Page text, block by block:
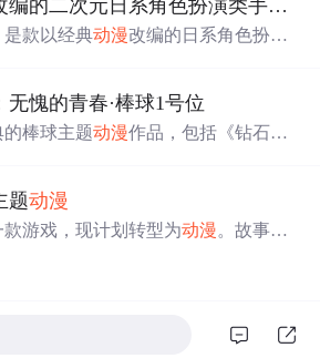
的二次元日系角色扮演类手游——航海王
是款以经典动漫改编的日系角色扮演
·抓】和【橡皮·攻城炮】。技能连招
段普攻+【橡皮·抓】+【橡皮·攻城
卫名刀系列】和【被称为“暴君”】
力。
无愧的青春·棒球1号位
棒球主题动漫作品，包括《钻石王
题动漫
款游戏，现计划转型为动漫。故事分